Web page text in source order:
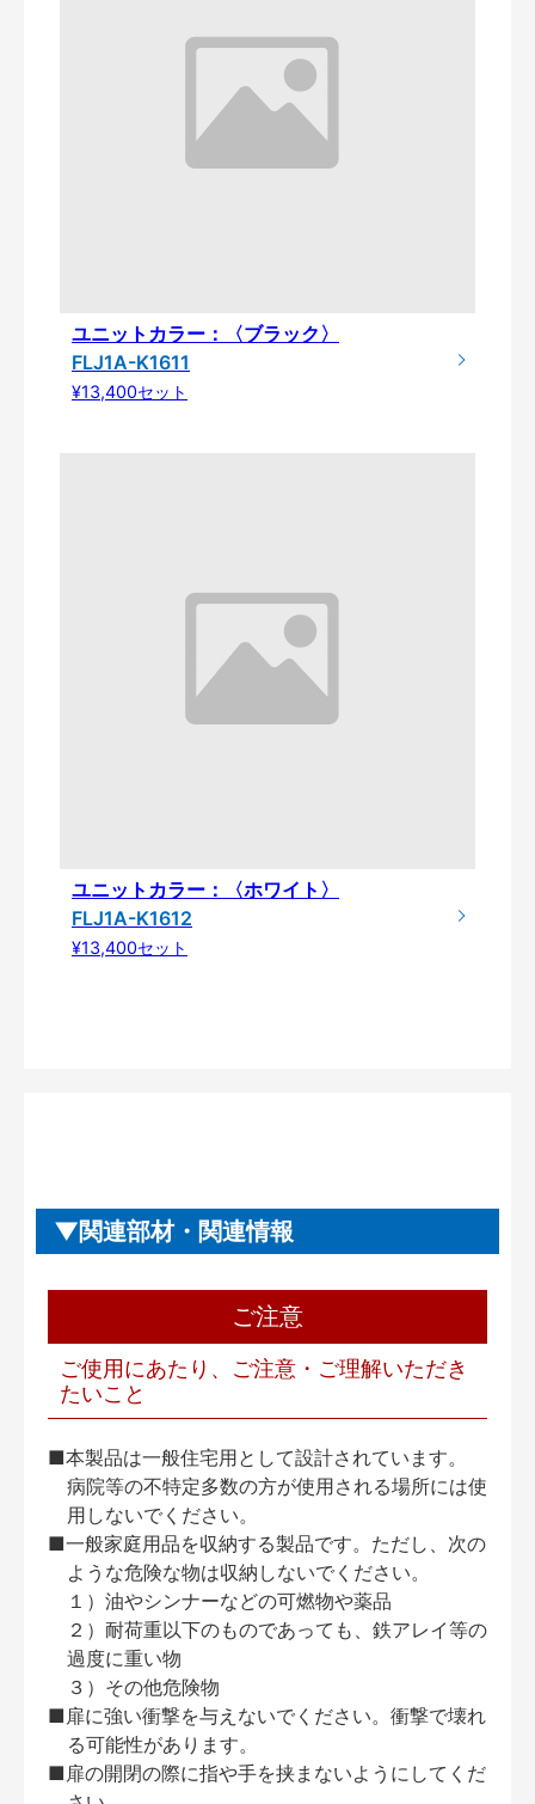
ユニットカラー：〈ブラック〉
FLJ1A-K1611
¥13,400セット
ユニットカラー：〈ホワイト〉
FLJ1A-K1612
¥13,400セット
関連部材・関連情報
ご注意
ご使用にあたり、ご注意・ご理解いただき
たいこと
■本製品は一般住宅用として設計されています。
病院等の不特定多数の方が使用される場所には使
用しないでください。
■一般家庭用品を収納する製品です。ただし、次の
ような危険な物は収納しないでください。
１）油やシンナーなどの可燃物や薬品
２）耐荷重以下のものであっても、鉄アレイ等の
過度に重い物
３）その他危険物
■扉に強い衝撃を与えないでください。衝撃で壊れ
る可能性があります。
■扉の開閉の際に指や手を挟まないようにしてくだ